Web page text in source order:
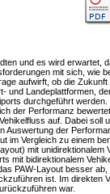
und es wird
mit sich, wie
aufwirft, ob die
und Landeplattformen,
durchgeführt
der Performanz
auf. Dabei
Auswertung der
im Vergleich zu einem
mit
mit bidirektionalem
PAW-Layout besser
ist. Im
war.